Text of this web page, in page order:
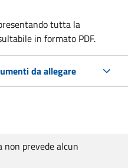
tutta la
in formato PDF.
da allegare
non prevede alcun